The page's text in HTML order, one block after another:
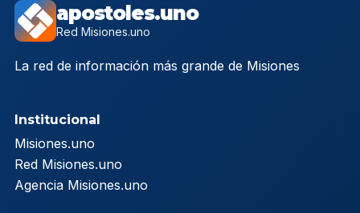
apostoles.uno
Red Misiones.uno
La red de información más grande de Misiones
Institucional
Misiones.uno
Red Misiones.uno
Agencia Misiones.uno